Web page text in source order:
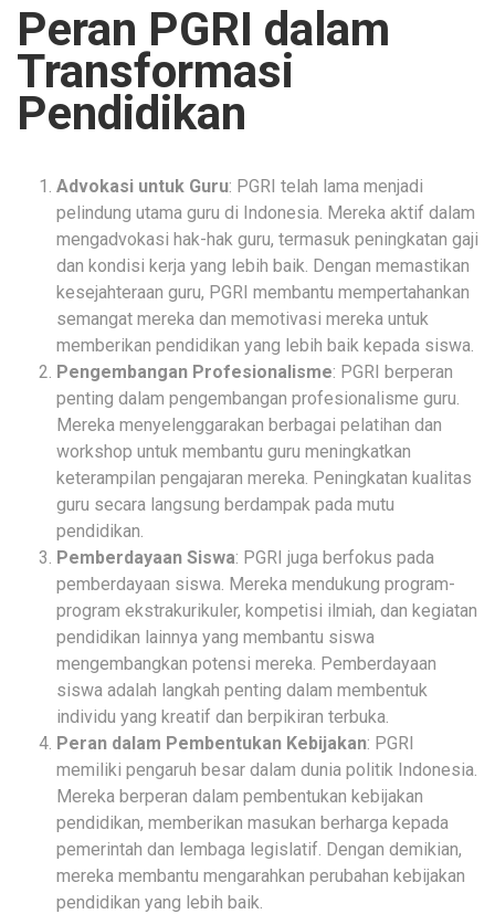
Peran PGRI dalam
Transformasi
Pendidikan
Advokasi untuk Guru: PGRI telah lama menjadi
pelindung utama guru di Indonesia. Mereka aktif dalam
mengadvokasi hak-hak guru, termasuk peningkatan gaji
dan kondisi kerja yang lebih baik. Dengan memastikan
kesejahteraan guru, PGRI membantu mempertahankan
semangat mereka dan memotivasi mereka untuk
memberikan pendidikan yang lebih baik kepada siswa.
Pengembangan Profesionalisme: PGRI berperan
penting dalam pengembangan profesionalisme guru.
Mereka menyelenggarakan berbagai pelatihan dan
workshop untuk membantu guru meningkatkan
keterampilan pengajaran mereka. Peningkatan kualitas
guru secara langsung berdampak pada mutu
pendidikan.
Pemberdayaan Siswa: PGRI juga berfokus pada
pemberdayaan siswa. Mereka mendukung program-
program ekstrakurikuler, kompetisi ilmiah, dan kegiatan
pendidikan lainnya yang membantu siswa
mengembangkan potensi mereka. Pemberdayaan
siswa adalah langkah penting dalam membentuk
individu yang kreatif dan berpikiran terbuka.
Peran dalam Pembentukan Kebijakan: PGRI
memiliki pengaruh besar dalam dunia politik Indonesia.
Mereka berperan dalam pembentukan kebijakan
pendidikan, memberikan masukan berharga kepada
pemerintah dan lembaga legislatif. Dengan demikian,
mereka membantu mengarahkan perubahan kebijakan
pendidikan yang lebih baik.